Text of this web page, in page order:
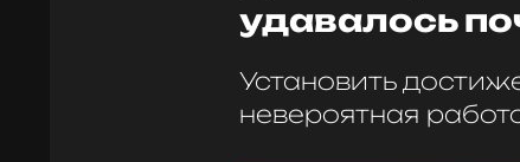
удавалось
Установить
невероятная